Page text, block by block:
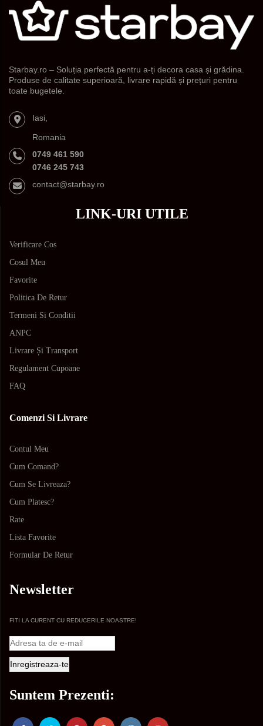
Starbay.ro – Soluția perfectă pentru a-ți decora casa și grădina.
Produse de calitate superioară, livrare rapidă și prețuri pentru
toate bugetele.
Iasi,
Romania
0749 461 590
0746 245 743
contact@starbay.ro
LINK-URI UTILE
Verificare Cos
Cosul Meu
Favorite
Politica De Retur
Termeni Si Conditii
ANPC
Livrare Și Transport
Regulament Cupoane
FAQ
Comenzi Si Livrare
Contul Meu
Cum Comand?
Cum Se Livreaza?
Cum Platesc?
Rate
Lista Favorite
Formular De Retur
Newsletter
FITI LA CURENT CU REDUCERILE NOASTRE!
Suntem Prezenti: